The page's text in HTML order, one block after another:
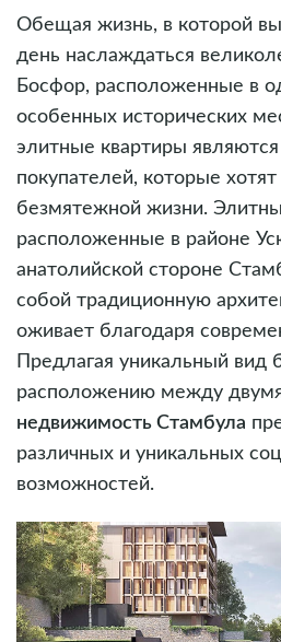
Обещая жизнь, в которой
день наслаждаться
Босфор, расположенные в
особенных исторических
элитные квартиры
покупателей, которые
безмятежной жизни.
расположенные в районе
анатолийской стороне
собой традиционную
оживает благодаря
Предлагая уникальный вид
расположению между
недвижимость Стамбула
различных и уникальных
возможностей.